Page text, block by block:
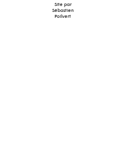
Site par
Sébastien
Poilvert